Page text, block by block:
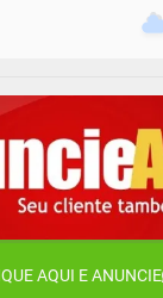
AQUI E ANUNCIE